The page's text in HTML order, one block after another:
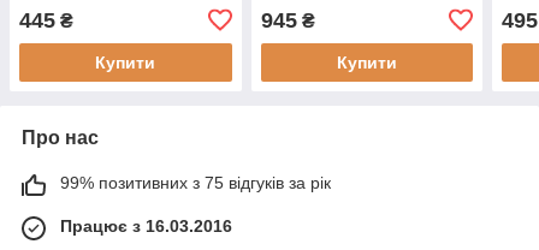
445 ₴
Купити
945₴
Купити
495
Про нас
99% позитивних з 75 відгуків за рік
Працює з 16.03.2016